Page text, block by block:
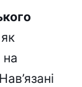
на